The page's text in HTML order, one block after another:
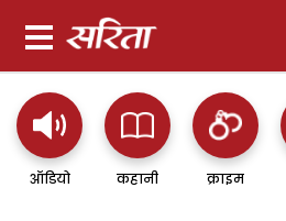
ऑडियो कहानी क्राइम